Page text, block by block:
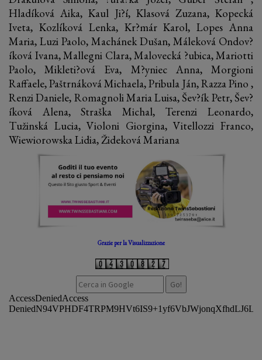
Hladíková Aika, Kaul Ji?í, Klasová Zuzana, Kopecká
Iveta, Kozlíková Lenka, Kr?már Karol, Lopes Anna
Maria, Luzi Paolo, Machánek Dušan, Máleková Ondov?
íková Ivana, Mallegni Clara, Malovecká ?ubica, Mariotti
Paolo, Mikleti?ová Eva, M?yniec Anna, Morgioni
Raffaele, Paštrnáková Michaela, Pribula Ján, Razza Pino ,
Renzi Daniele, Romagnoli Maria Luisa, Šev?ík Petr, Šev?
íková Alena, Straška Michal, Terenzi Leonardo,
Tužinská Lucia, Violoni Giorgina, Vitellozzi Franco,
Wiewiorowska Lidia, Žideková Mariana
Grazie per la Visualizzazione